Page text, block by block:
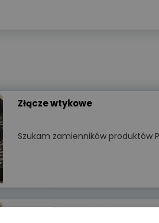
Złącze wtykowe
Szukam zamienników produktów
Koniecznie zapisz się na